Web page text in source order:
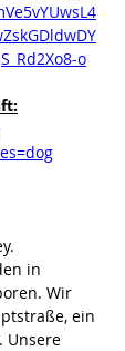
o
in
Wir
ein
Unsere